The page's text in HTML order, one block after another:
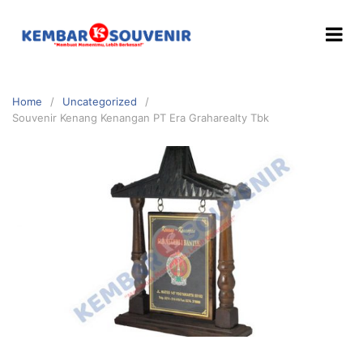
Home
Uncategorized
Souvenir Kenang Kenangan PT Era Graharealty Tbk